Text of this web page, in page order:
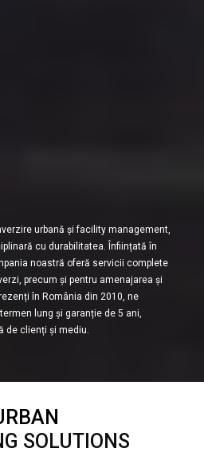
urbană și facility management,
cu durabilitatea. Înființată în
noastră oferă servicii complete
precum și pentru amenajarea și
în România din 2010, ne
lung și garanție de 5 ani,
de clienți și mediu.
SOLUTIONS